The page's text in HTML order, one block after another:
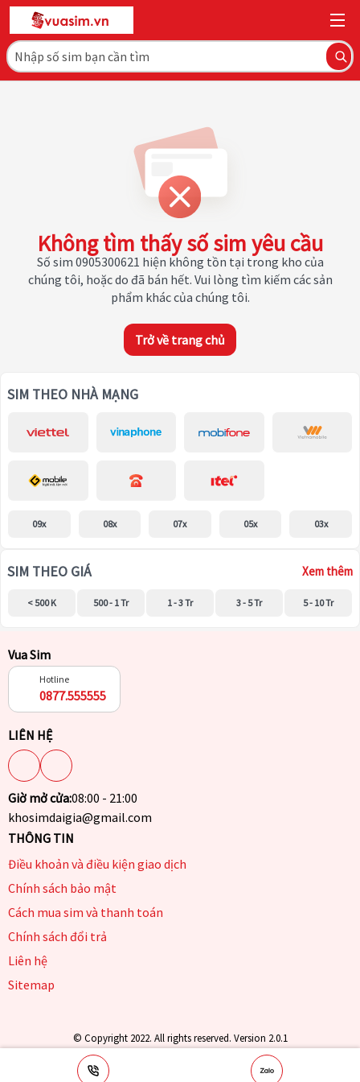
Không tìm thấy số sim yêu cầu
Số sim 0905300621 hiện không tồn tại trong kho của
chúng tôi, hoặc do đã bán hết. Vui lòng tìm kiếm các sản
phẩm khác của chúng tôi.
Trở về trang chủ
SIM THEO NHÀ MẠNG
09x 08x 07x 05x 03x
SIM THEO GIÁ Xem thêm
< 500 K 500 - 1 Tr 1 - 3 Tr 3 - 5 Tr 5 - 10 Tr
Vua Sim
Hotline
0877.555555
LIÊN HỆ
Giờ mở cửa:08:00 - 21:00
khosimdaigia@gmail.com
THÔNG TIN
Điều khoản và điều kiện giao dịch
Chính sách bảo mật
Cách mua sim và thanh toán
Chính sách đổi trả
Liên hệ
Sitemap
© Copyright 2022. All rights reserved. Version 2.0.1